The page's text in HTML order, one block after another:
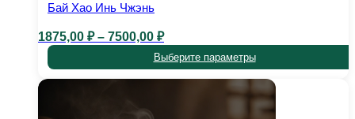
Бай Хао Инь Чжэнь
1875,00 ₽ – 7500,00 ₽Диапазон
цен:
1875,00 ₽
–
Выберите параметры
Этот